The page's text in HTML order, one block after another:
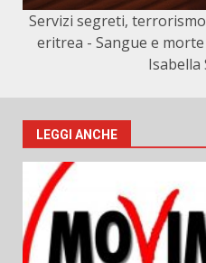
Servizi segreti,
eritrea - Sangue e
Isabella
LEGGI ANCHE